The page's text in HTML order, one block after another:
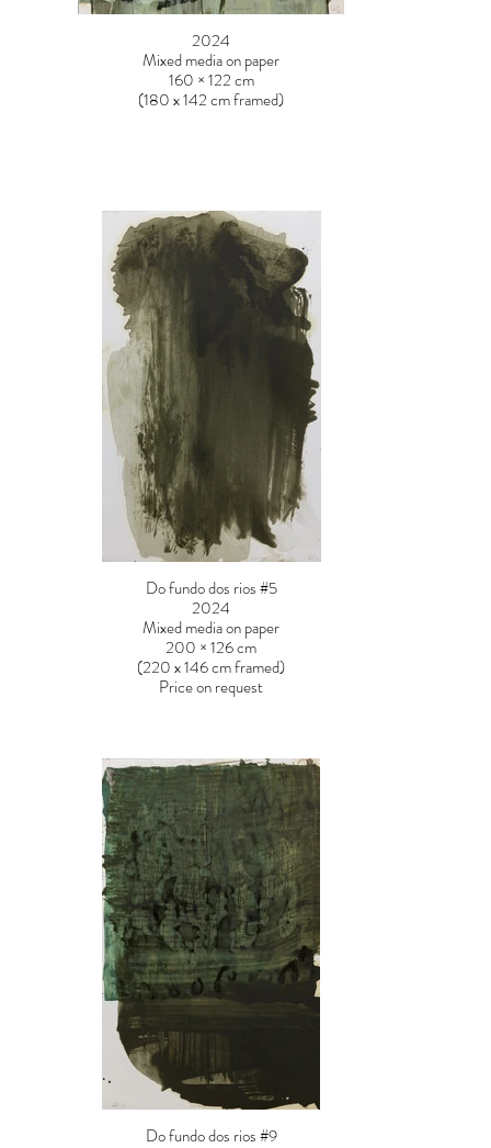
2024
Mixed media on paper
160 × 122 cm
(180 x 142 cm framed)
Do fundo dos rios #5
2024
Mixed media on paper
200 × 126 cm
(220 x 146 cm framed)
Price on request
Do fundo dos rios #9